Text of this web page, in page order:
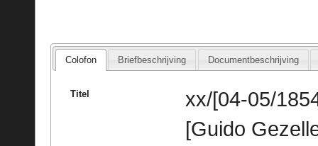
Colofon Briefbeschrijving Documentbeschrijving
Titel
xx/[04-05/
[Guido